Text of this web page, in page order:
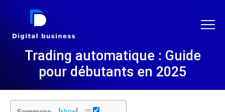
DIGITAL BUSINESS
Trading automatique : Guide
pour débutants en 2025